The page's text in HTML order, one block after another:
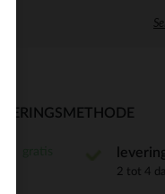
2 tot 4